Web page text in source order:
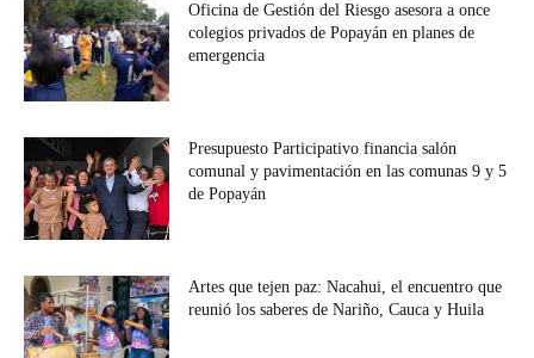
Oficina de Gestión del Riesgo asesora a once
colegios privados de Popayán en planes de
emergencia
Presupuesto Participativo financia salón
comunal y pavimentación en las comunas 9 y 5
de Popayán
Artes que tejen paz: Nacahui, el encuentro que
reunió los saberes de Nariño, Cauca y Huila